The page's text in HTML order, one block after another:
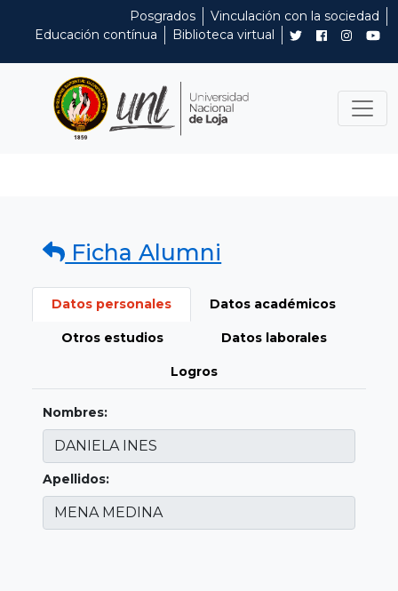
Posgrados
Vinculación con la sociedad
Educación contínua
Biblioteca virtual
Ficha Alumni
Datos personales Datos académicos
Otros estudios Datos laborales
Logros
Nombres:
Apellidos: